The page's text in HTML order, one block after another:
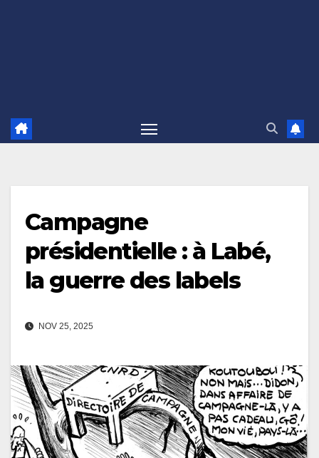
Campagne
présidentielle : à Labé,
la guerre des labels
NOV 25, 2025